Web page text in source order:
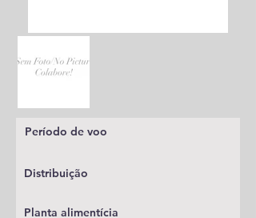
Período de voo
Distribuição
Planta alimentícia